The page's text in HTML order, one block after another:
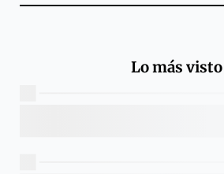
Lo más visto